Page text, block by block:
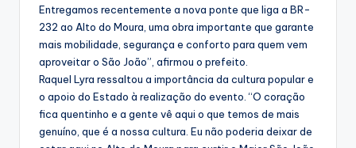
Entregamos recentemente a nova ponte que liga a BR-
232 ao Alto do Moura, uma obra importante que garante
mais mobilidade, segurança e conforto para quem vem
aproveitar o São João”, afirmou o prefeito.
Raquel Lyra ressaltou a importância da cultura popular e
o apoio do Estado à realização do evento. “O coração
fica quentinho e a gente vê aqui o que temos de mais
genuíno, que é a nossa cultura. Eu não poderia deixar de